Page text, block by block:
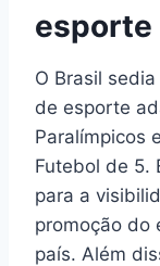
esporte
O Brasil
de esporte
Paralímpicos
Futebol de 5.
para a
promoção do
país. Além